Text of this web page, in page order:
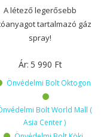
A létező legerősebb
tartalmazó gáz
spray!
Ár: 5 990 Ft
Önvédelmi Bolt Oktogon
Bolt World Mall (
Asia Center )